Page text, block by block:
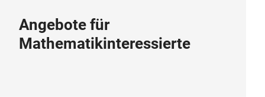
Angebote für
Mathematikinteressierte